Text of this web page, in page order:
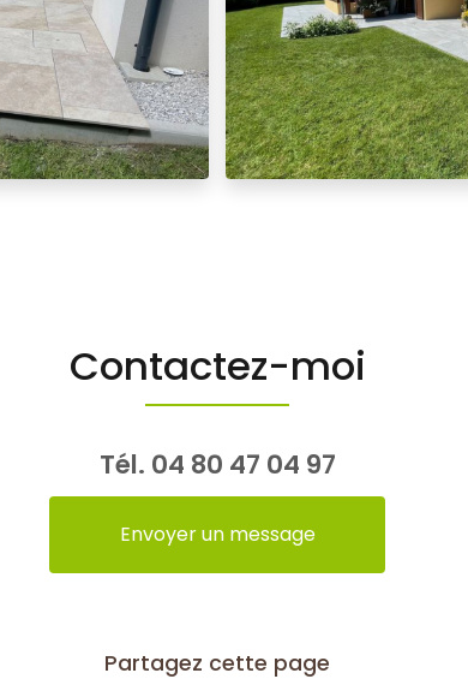
Contactez-moi
Tél. 04 80 47 04 97
Envoyer un message
Partagez cette page